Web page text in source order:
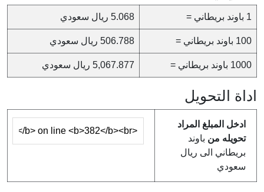
1 باوند بريطاني = 5.068 ريال سعودي
100 باوند بريطاني = 506.788 ريال سعودي
1000 باوند بريطاني = 5,067.877 ريال سعودي
اداة التحويل
ادخل المبلغ المراد
تحويله من باوند
بريطاني الى ريال
سعودي